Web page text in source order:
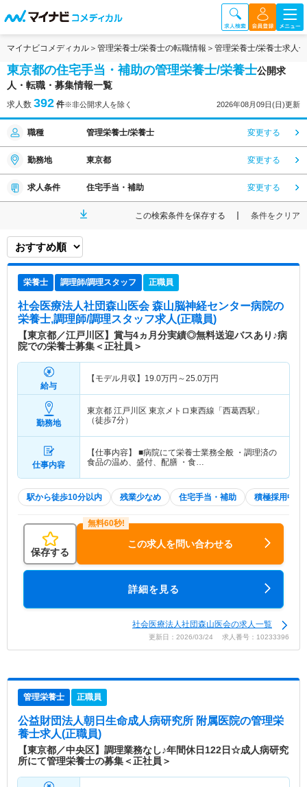
マイナビコメディカル 管理栄養士/栄養士の転職情報 管理栄養士/栄養士求人
東京都の住宅手当・補助の管理栄養士/栄養士公開求
人・転職・募集情報一覧
求人数 392 件※非公開求人を除く 2026年08月09日(日)更新
職種 管理栄養士/栄養士 変更する
勤務地 東京都 変更する
求人条件 住宅手当・補助 変更する
この検索条件を保存する 条件をクリア
栄養士 調理師/調理スタッフ 正職員
社会医療法人社団森山医会 森山脳神経センター病院の
栄養士,調理師/調理スタッフ求人(正職員)
【東京都／江戸川区】賞与4ヵ月分実績◎無料送迎バスあり♪病
院での栄養士募集＜正社員＞
給与
【モデル月収】 19.0万円～25.0万円
勤務地
東京都 江戸川区 東京メトロ東西線「西葛西駅」
（徒歩7分）
仕事内容
【仕事内容】 ■病院にて栄養士業務全般 ・調理済の
食品の温め、盛付、配膳 ・食…
駅から徒歩10分以内 残業少なめ 住宅手当・補助 積極採用中
保存する
この求人を問い合わせる
詳細を見る
社会医療法人社団森山医会の求人一覧
更新日：2026/03/24 求人番号：10233396
管理栄養士 正職員
公益財団法人朝日生命成人病研究所 附属医院の管理栄
養士求人(正職員)
【東京都／中央区】調理業務なし♪年間休日122日☆成人病研究
所にて管理栄養士の募集＜正社員＞